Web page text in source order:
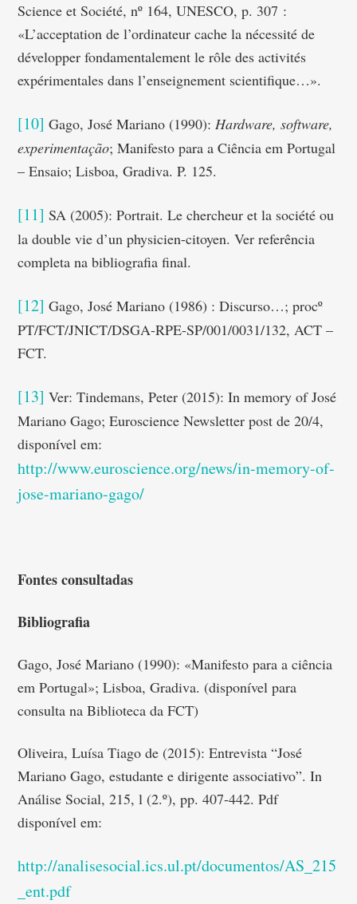
Science et Société, nº 164, UNESCO, p. 307 :
«L’acceptation de l’ordinateur cache la nécessité de
développer fondamentalement le rôle des activités
expérimentales dans l’enseignement scientifique…».
[10] Gago, José Mariano (1990):Hardware, software,
experimentação; Manifesto para a Ciência em Portugal
– Ensaio; Lisboa, Gradiva. P. 125.
[11] SA (2005): Portrait. Le chercheur et la société ou
la double vie d’un physicien-citoyen. Ver referência
completa na bibliografia final.
[12] Gago, José Mariano (1986) : Discurso…; procº
PT/FCT/JNICT/DSGA-RPE-SP/001/0031/132, ACT –
FCT.
[13] Ver: Tindemans, Peter (2015): In memory of José
Mariano Gago; Euroscience Newsletter post de 20/4,
disponível em:
http://www.euroscience.org/news/in-memory-of-
jose-mariano-gago/
Fontes consultadas
Bibliografia
Gago, José Mariano (1990): «Manifesto para a ciência
em Portugal»; Lisboa, Gradiva. (disponível para
consulta na Biblioteca da FCT)
Oliveira, Luísa Tiago de (2015): Entrevista “José
Mariano Gago, estudante e dirigente associativo”. In
Análise Social, 215, l (2.º), pp. 407-442. Pdf
disponível em:
http://analisesocial.ics.ul.pt/documentos/AS_215
_ent.pdf